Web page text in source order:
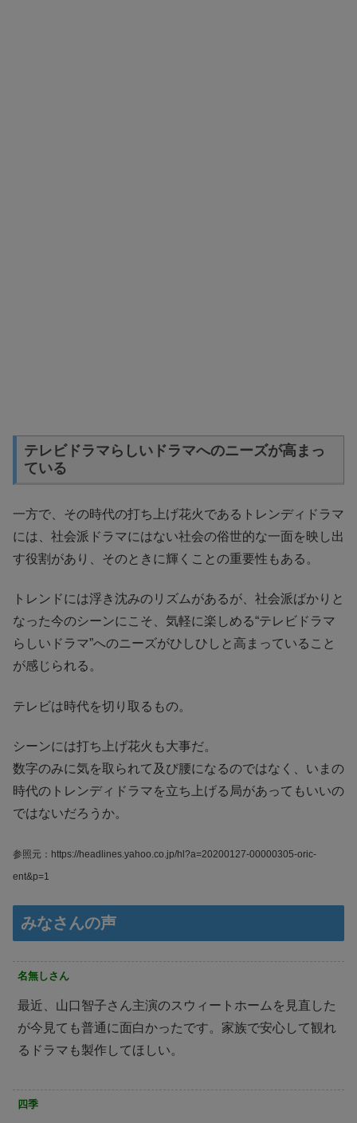
テレビドラマらしいドラマへのニーズが高まっ
ている
一方で、その時代の打ち上げ花火であるトレンディドラマ
には、社会派ドラマにはない社会の俗世的な一面を映し出
す役割があり、そのときに輝くことの重要性もある。
トレンドには浮き沈みのリズムがあるが、社会派ばかりと
なった今のシーンにこそ、気軽に楽しめる“テレビドラマ
らしいドラマ”へのニーズがひしひしと高まっていること
が感じられる。
テレビは時代を切り取るもの。
シーンには打ち上げ花火も大事だ。
数字のみに気を取られて及び腰になるのではなく、いまの
時代のトレンディドラマを立ち上げる局があってもいいの
ではないだろうか。
参照元：https://headlines.yahoo.co.jp/hl?a=20200127-00000305-oric-
ent&p=1
みなさんの声
名無しさん
最近、山口智子さん主演のスウィートホームを見直した
が今見ても普通に面白かったです。家族で安心して観れ
るドラマも製作してほしい。
四季